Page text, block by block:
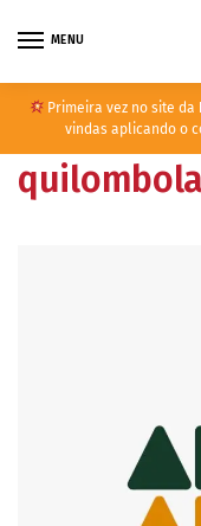
MENU
Primeira vez no site da
vindas aplicando o